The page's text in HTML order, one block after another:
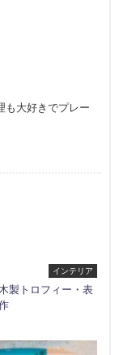
も大好きでプレー
インテリア
製トロフィー・表